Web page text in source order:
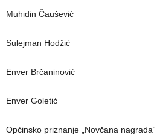
Muhidin Čaušević
Sulejman Hodžić
Enver Brčaninović
Enver Goletić
Općinsko priznanje „Novčana nagrada“